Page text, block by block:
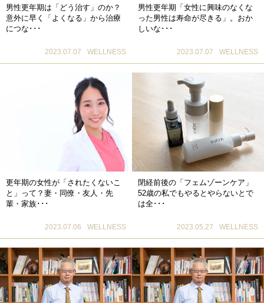
男性更年期は「どう治す」のか？
意外に早く「よくなる」から治療
につな･･･
2023.07.07 WELLNESS
男性更年期「女性に興味のなくな
った男性は寿命が尽きる」。おか
しいな･･･
2023.07.07 WELLNESS
更年期の女性が「されたくないこ
と」って？妻・同僚・友人・先
輩・家族･･･
2023.07.06 WELLNESS
閉経前後の「フェムゾーンケア」
52歳の私でもやるとやらないとで
は全･･･
2023.05.27 WELLNESS